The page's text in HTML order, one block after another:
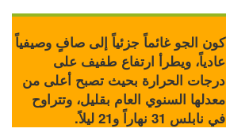
كون الجو غائماً جزئياً إلى صافٍ وصيفياً
عادياً، ويطرأ ارتفاع طفيف على
درجات الحرارة بحيث تصبح أعلى من
معدلها السنوي العام بقليل، وتتراوح
في نابلس 31 نهاراً و21 ليلاً.